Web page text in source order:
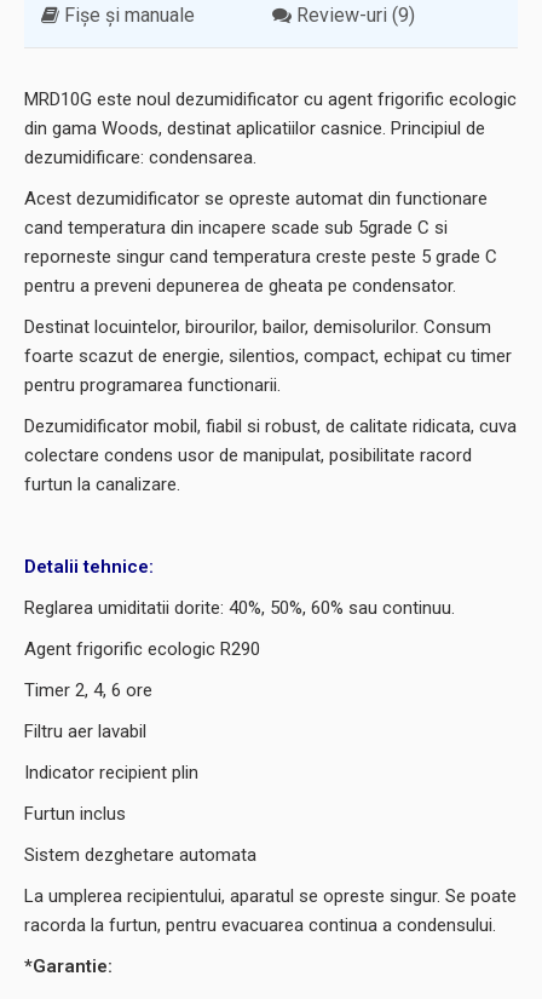
Fișe și manuale Review-uri (9)
MRD10G este noul dezumidificator cu agent frigorific ecologic
din gama Woods, destinat aplicatiilor casnice. Principiul de
dezumidificare: condensarea.
Acest dezumidificator se opreste automat din functionare
cand temperatura din incapere scade sub 5grade C si
reporneste singur cand temperatura creste peste 5 grade C
pentru a preveni depunerea de gheata pe condensator.
Destinat locuintelor, birourilor, bailor, demisolurilor. Consum
foarte scazut de energie, silentios, compact, echipat cu timer
pentru programarea functionarii.
Dezumidificator mobil, fiabil si robust, de calitate ridicata, cuva
colectare condens usor de manipulat, posibilitate racord
furtun la canalizare.
Detalii tehnice:
Reglarea umiditatii dorite: 40%, 50%, 60% sau continuu.
Agent frigorific ecologic R290
Timer 2, 4, 6 ore
Filtru aer lavabil
Indicator recipient plin
Furtun inclus
Sistem dezghetare automata
La umplerea recipientului, aparatul se opreste singur. Se poate
racorda la furtun, pentru evacuarea continua a condensului.
*Garantie: